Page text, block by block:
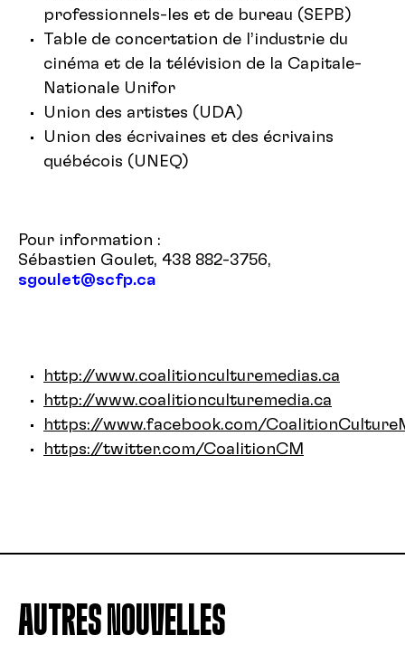
professionnels-les et de bureau (SEPB)
Table de concertation de l’industrie du
cinéma et de la télévision de la Capitale-
Nationale Unifor
Union des artistes (UDA)
Union des écrivaines et des écrivains
québécois (UNEQ)
Pour information :
Sébastien Goulet, 438 882-3756,
sgoulet@scfp.ca
http://www.coalitionculturemedias.ca
http://www.coalitionculturemedia.ca
https://www.facebook.com/
https://twitter.com/CoalitionCM
AUTRES NOUVELLES